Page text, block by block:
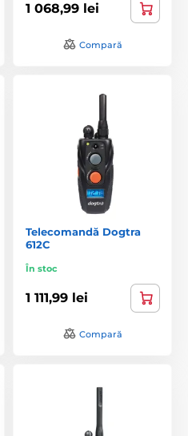
1 068,99 lei
Compară
Telecomandă Dogtra
612C
În stoc
1 111,99 lei
Compară